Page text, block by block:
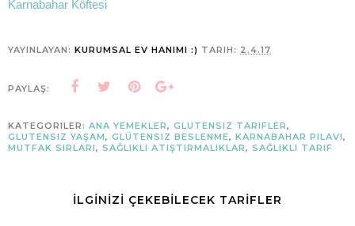
Karnabahar Köftesi
YAYINLAYAN: KURUMSAL EV HANIMI :) TARIH: 2.4.17
PAYLAŞ:
KATEGORILER: ANA YEMEKLER, GLUTENSIZ TARIFLER,
GLUTENSIZ YAŞAM, GLÜTENSIZ BESLENME, KARNABAHAR PILAVI,
MUTFAK SIRLARI, SAĞLIKLI ATIŞTIRMALIKLAR, SAĞLIKLI TARIF
İLGİNİZİ ÇEKEBİLECEK TARİFLER